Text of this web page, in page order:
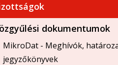
dokumentumok
MikroDat - Meghívók,
jegyzőkönyvek